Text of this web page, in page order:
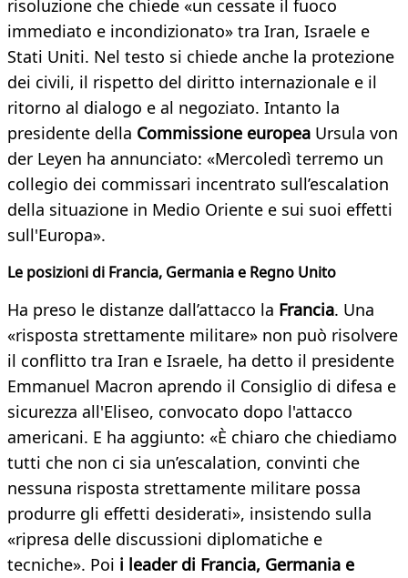
risoluzione che chiede «un cessate il fuoco
immediato e incondizionato» tra Iran, Israele e
Stati Uniti. Nel testo si chiede anche la protezione
dei civili, il rispetto del diritto internazionale e il
ritorno al dialogo e al negoziato. Intanto la
presidente della Commissione europea Ursula von
der Leyen ha annunciato: «Mercoledì terremo un
collegio dei commissari incentrato sull’escalation
della situazione in Medio Oriente e sui suoi effetti
sull'Europa».
Le posizioni di Francia, Germania e Regno Unito
Ha preso le distanze dall’attacco la Francia. Una
«risposta strettamente militare» non può risolvere
il conflitto tra Iran e Israele, ha detto il presidente
Emmanuel Macron aprendo il Consiglio di difesa e
sicurezza all'Eliseo, convocato dopo l'attacco
americani. E ha aggiunto: «È chiaro che chiediamo
tutti che non ci sia un’escalation, convinti che
nessuna risposta strettamente militare possa
produrre gli effetti desiderati», insistendo sulla
«ripresa delle discussioni diplomatiche e
tecniche». Poi i leader di Francia, Germania e